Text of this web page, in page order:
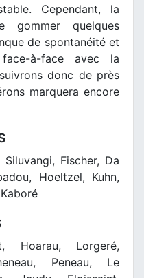
Cependant, la
gommer quelques
de spontanéité et
à-face avec la
donc de près
marquera encore
Fischer, Da
Hoeltzel, Kuhn,
Hoarau, Lorgeré,
Peneau, Le